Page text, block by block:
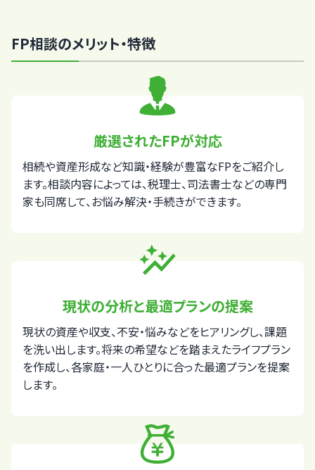
FP相談のメリット・特徴
厳選されたFPが対応
相続や資産形成など知識・経験が豊富なFPをご紹介し
ます。相談内容によっては、税理士、司法書士などの専門
家も同席して、お悩み解決・手続きができます。
auto_graph
現状の分析と最適プランの提案
現状の資産や収支、不安・悩みなどをヒアリングし、課題
を洗い出します。将来の希望などを踏まえたライフプラン
を作成し、各家庭・一人ひとりに合った最適プランを提案
します。